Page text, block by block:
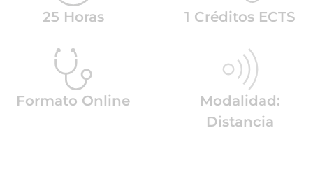
25 Horas 1 Créditos ECTS
Formato Online
Modalidad:
Distancia